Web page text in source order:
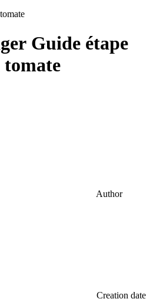
Guide étape
tomate
Author
Creation date